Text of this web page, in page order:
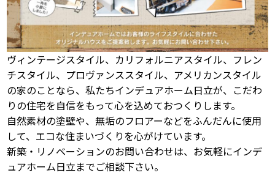
ヴィンテージスタイル、カリフォルニアスタイル、フレン
チスタイル、プロヴァンススタイル、アメリカンスタイル
の家のことなら、私たちインデュアホーム日立が、こだわ
りの住宅を自信をもって心を込めておつくりします。
自然素材の塗壁や、無垢のフロアーなどをふんだんに使用
して、エコな住まいづくりを心がけています。
新築・リノベーションのお問い合わせは、お気軽にインデ
ュアホーム日立までご相談下さい。